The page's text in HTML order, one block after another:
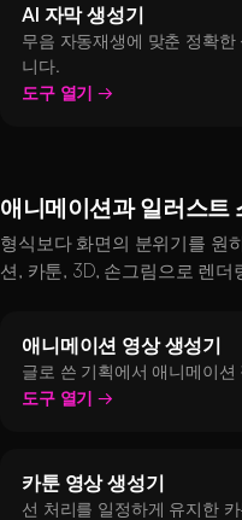
AI 자막 생성기
무음 자동재생에 맞춘 정확
니다.
도구 열기
애니메이션과 일러스트
형식보다 화면의 분위기를 원
션, 카툰, 3D, 손그림으로 렌더
애니메이션 영상 생성기
글로 쓴 기획에서 애니메이
도구 열기
카툰 영상 생성기
선 처리를 일정하게 유지한